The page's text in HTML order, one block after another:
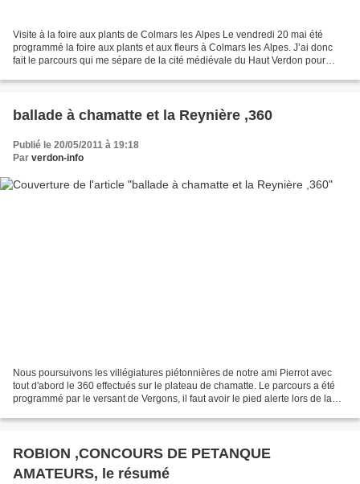
Visite à la foire aux plants de Colmars les Alpes Le vendredi 20 mai été
programmé la foire aux plants et aux fleurs à Colmars les Alpes. J’ai donc
fait le parcours qui me sépare de la cité médiévale du Haut Verdon pour
ballade à chamatte et la Reynière ,360
Publié le 20/05/2011 à 19:18
Par verdon-info
Nous poursuivons les villégiatures piétonnières de notre ami Pierrot avec
tout d'abord le 360 effectués sur le plateau de chamatte. Le parcours a été
programmé par le versant de Vergons, il faut avoir le pied alerte lors de la
ROBION ,CONCOURS DE PETANQUE
AMATEURS, le résumé